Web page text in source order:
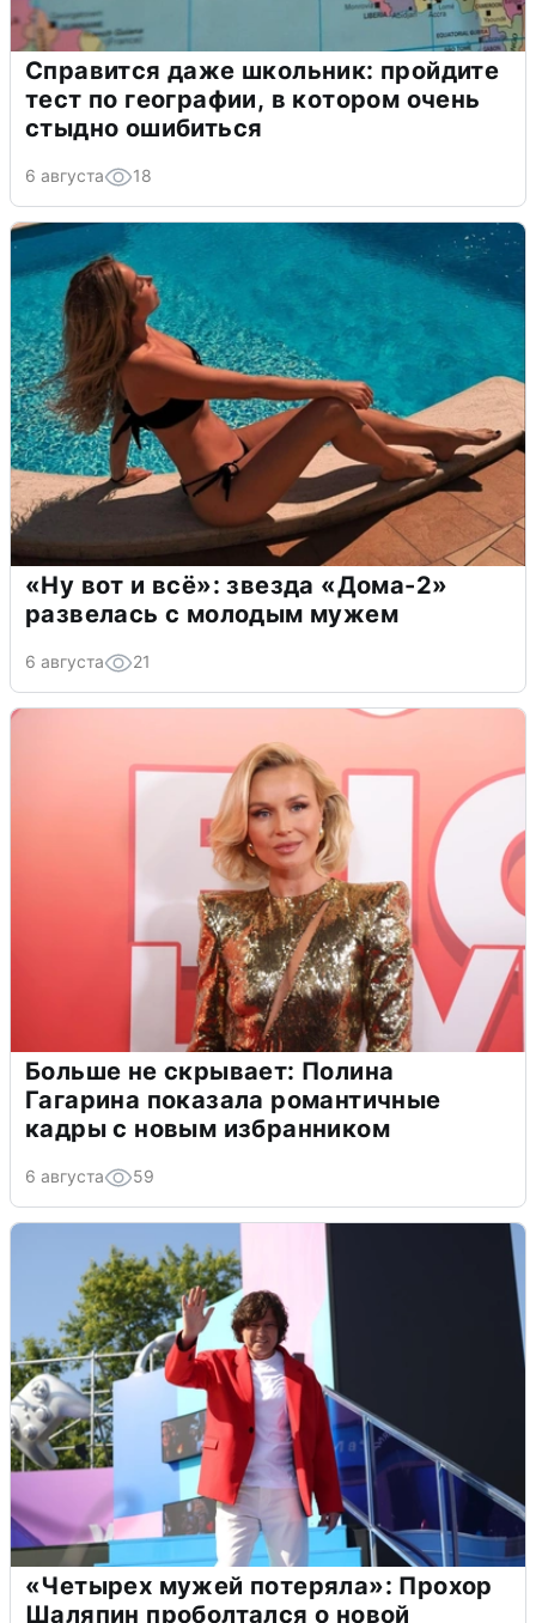
Справится даже школьник: пройдите
тест по географии, в котором очень
стыдно ошибиться
6 августа 18
«Ну вот и всё»: звезда «Дома-2»
развелась с молодым мужем
6 августа 21
Больше не скрывает: Полина
Гагарина показала романтичные
кадры с новым избранником
6 августа 59
«Четырех мужей потеряла»: Прохор
Шаляпин проболтался о новой